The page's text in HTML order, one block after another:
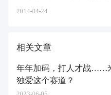
2014-04-24
相关文章
年年加码，打人才战……
独爱这个赛道？